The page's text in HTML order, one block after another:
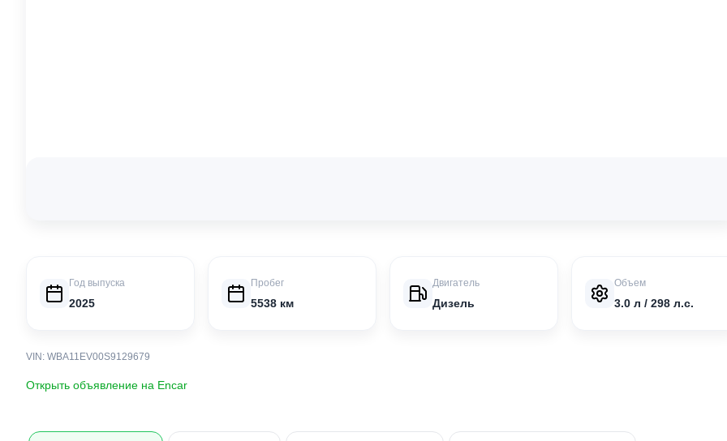
Год выпуска
2025
Пробег
5538 км
Двигатель
Дизель
Объем
3.0 л / 298 л.с.
VIN: WBA11EV00S9129679
Открыть объявление на Encar